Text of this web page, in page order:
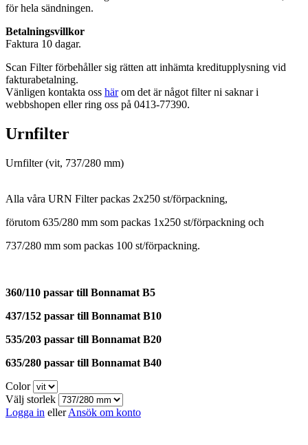
för hela sändningen.
Betalningsvillkor
Faktura 10 dagar.
Scan Filter förbehåller sig rätten att inhämta kreditupplysning vid
fakturabetalning.
Vänligen kontakta oss härom det är något filter ni saknar i
webbshopen eller ring oss på 0413-77390.
Urnfilter
Urnfilter (vit, 737/280 mm)
Alla våra URN Filter packas 2x250 st/förpackning,
förutom 635/280 mm som packas 1x250 st/förpackning och
737/280 mm som packas 100 st/förpackning.
360/110 passar till Bonnamat B5
437/152 passar till Bonnamat B10
535/203 passar till Bonnamat B20
635/280 passar till Bonnamat B40
Color
Välj storlek
Logga in ellerAnsök om konto